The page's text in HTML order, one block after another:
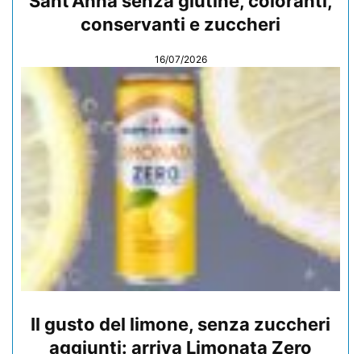
conservanti e zuccheri
16/07/2026
Il gusto del limone, senza zuccheri
aggiunti: arriva Limonata Zero